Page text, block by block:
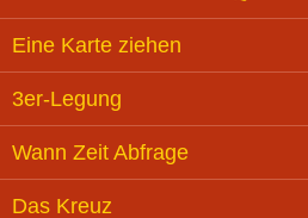
Eine Karte ziehen
3er-Legung
Wann Zeit Abfrage
Das Kreuz